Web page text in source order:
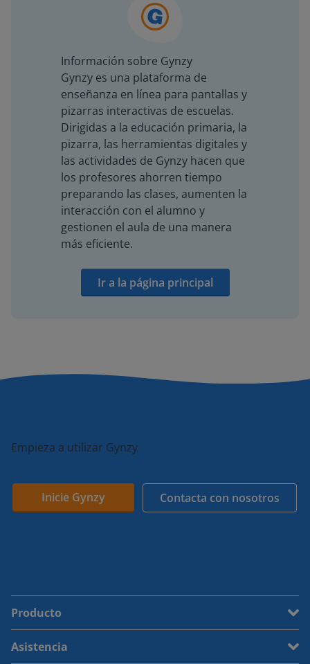
Información sobre Gynzy
Gynzy es una plataforma de
enseñanza en línea para pantallas y
pizarras interactivas de escuelas.
Dirigidas a la educación primaria, la
pizarra, las herramientas digitales y
las actividades de Gynzy hacen que
los profesores ahorren tiempo
preparando las clases, aumenten la
interacción con el alumno y
gestionen el aula de una manera
más eficiente.
Ir a la página principal
Empieza a utilizar Gynzy
Inicie Gynzy Contacta con nosotros
Producto
Asistencia